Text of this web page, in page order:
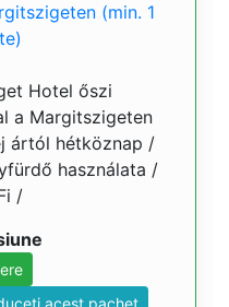
(min. 1
Hotel őszi
a Margitszigeten
ártól hétköznap /
használata /
/
acest pachet